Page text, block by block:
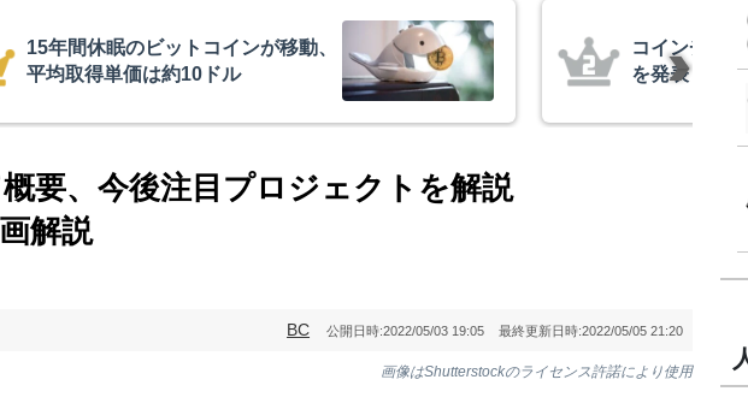
コインチェック、1銘柄の上場廃止
を発表
ビットコイ
月23日から3
要、今後注目プロジェクトを解説
解説
BC 公開日時:2022/05/03 19:05 最終更新日時:2022/05/05 21:20
画像はShutterstockのライセンス許諾により使用